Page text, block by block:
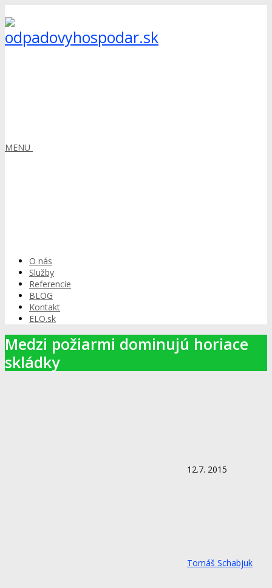
MENU
O nás
Služby
Referencie
BLOG
Kontakt
ELO.sk
Medzi požiarmi dominujú horiace
skládky
12.7. 2015
Tomáš Schabjuk